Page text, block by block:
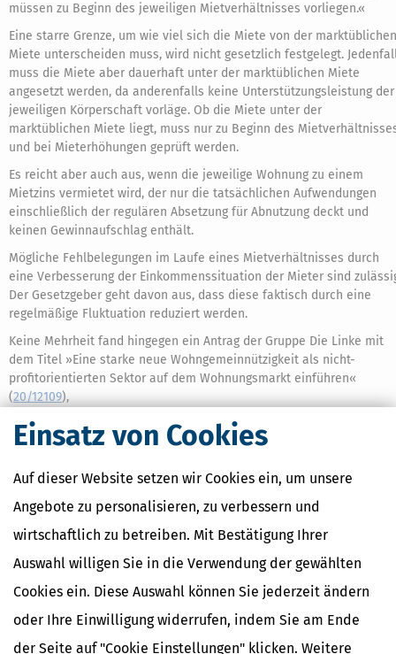
Einsatz von Cookies
Auf dieser Website setzen wir Cookies ein, um unsere
Angebote zu personalisieren, zu verbessern und
wirtschaftlich zu betreiben. Mit Bestätigung Ihrer
Auswahl willigen Sie in die Verwendung der gewählten
Cookies ein. Diese Auswahl können Sie jederzeit ändern
oder Ihre Einwilligung widerrufen, indem Sie am Ende
der Seite auf "Cookie Einstellungen" klicken. Weitere
müssen zu Beginn des jeweiligen Mietverhältnisses vorliegen.«
Eine starre Grenze, um wie viel sich die Miete von der marktüblichen
Miete unterscheiden muss, wird nicht gesetzlich festgelegt.
muss die Miete aber dauerhaft unter der marktüblichen Miete
angesetzt werden, da anderenfalls keine Unterstützungsleistung der
jeweiligen Körperschaft vorläge. Ob die Miete unter der
marktüblichen Miete liegt, muss nur zu Beginn des
und bei Mieterhöhungen geprüft werden.
Es reicht aber auch aus, wenn die jeweilige Wohnung zu einem
Mietzins vermietet wird, der nur die tatsächlichen Aufwendungen
einschließlich der regulären Absetzung für Abnutzung deckt und
keinen Gewinnaufschlag enthält.
Mögliche Fehlbelegungen im Laufe eines Mietverhältnisses durch
eine Verbesserung der Einkommenssituation der Mieter sind
Der Gesetzgeber geht davon aus, dass diese faktisch durch eine
regelmäßige Fluktuation reduziert werden.
Keine Mehrheit fand hingegen ein Antrag der Gruppe Die Linke mit
dem Titel »Eine starke neue Wohngemeinnützigkeit als nicht-
profitorientierten Sektor auf dem Wohnungsmarkt einführen«
(20/12109),
Umsatzsteuerbefreiung für Bildungsleistungen (§ 4
Durch die Neufassung des § 4 Nummer 21 UStG wird das deutsche
Umsatzsteuerrecht an EU-Recht und die Rechtsprechung des
Gerichtshofs der Europäischen Union (EuGH) angepasst.
§ 4 Nummer 21 Satz 1 Buchstabe a UStG befreit Schul- und
Hochschulunterricht, Aus- und Fortbildung sowie berufliche
Umschulung und damit eng verbundene Lieferungen und sonstige
Leistungen, wenn sie durch Einrichtungen des öffentlichen Rechts,
mit solchen Aufgaben betraut sind, oder durch andere
allgemeinbildende oder berufsbildende Einrichtungen erbracht